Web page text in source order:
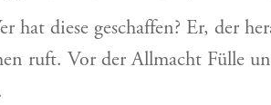
hat diese geschaffen? Er, der
ruft. Vor der Allmacht Fülle